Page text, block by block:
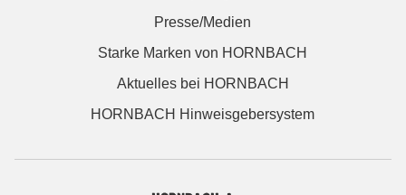
Presse/Medien
Starke Marken von HORNBACH
Aktuelles bei HORNBACH
HORNBACH Hinweisgebersystem